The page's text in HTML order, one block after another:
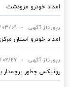
امداد خودرو مرودشت
رپورتاژ آگهی •
03/09
امداد خودرو استان
رپورتاژ آگهی •
02/27
رونیکس چطور پرچمدار